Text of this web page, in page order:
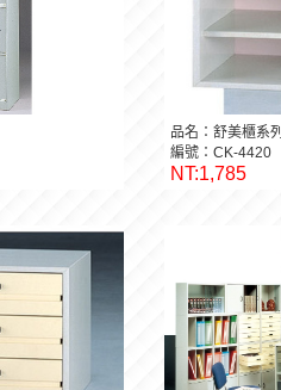
品名：舒美櫃系列
編號：CK-4420
NT:1,785